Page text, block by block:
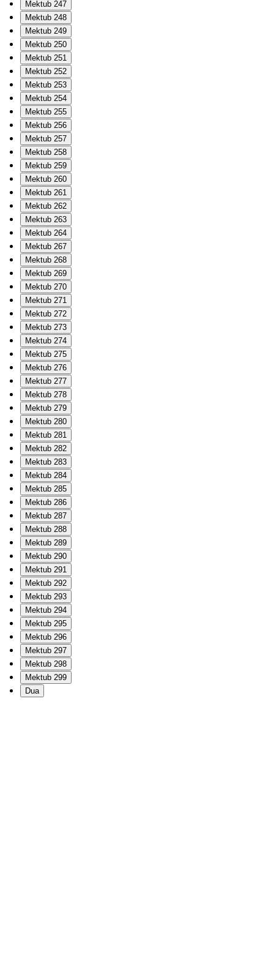
Mektub 247
Mektub 248
Mektub 249
Mektub 250
Mektub 251
Mektub 252
Mektub 253
Mektub 254
Mektub 255
Mektub 256
Mektub 257
Mektub 258
Mektub 259
Mektub 260
Mektub 261
Mektub 262
Mektub 263
Mektub 264
Mektub 267
Mektub 268
Mektub 269
Mektub 270
Mektub 271
Mektub 272
Mektub 273
Mektub 274
Mektub 275
Mektub 276
Mektub 277
Mektub 278
Mektub 279
Mektub 280
Mektub 281
Mektub 282
Mektub 283
Mektub 284
Mektub 285
Mektub 286
Mektub 287
Mektub 288
Mektub 289
Mektub 290
Mektub 291
Mektub 292
Mektub 293
Mektub 294
Mektub 295
Mektub 296
Mektub 297
Mektub 298
Mektub 299
Dua